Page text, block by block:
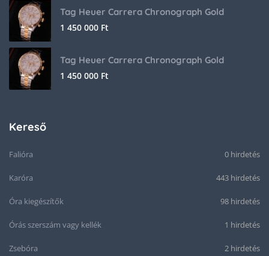
Tag Heuer Carrera Chronograph Gold
1 450 000 Ft
Tag Heuer Carrera Chronograph Gold
1 450 000 Ft
Kereső
Falióra 0 hirdetés
Karóra 443 hirdetés
Óra kiegészítők 98 hirdetés
Órás szerszám vagy kellék 1 hirdetés
Zsebóra 2 hirdetés